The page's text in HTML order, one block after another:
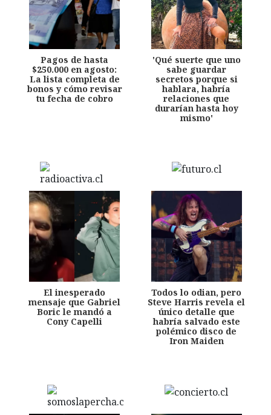
Pagos de hasta
$250.000 en agosto:
La lista completa de
bonos y cómo revisar
tu fecha de cobro
'Qué suerte que uno
sabe guardar
secretos porque si
hablara, habría
relaciones que
durarían hasta hoy
mismo'
El inesperado
mensaje que Gabriel
Boric le mandó a
Cony Capelli
Todos lo odian, pero
Steve Harris revela el
único detalle que
habría salvado este
polémico disco de
Iron Maiden